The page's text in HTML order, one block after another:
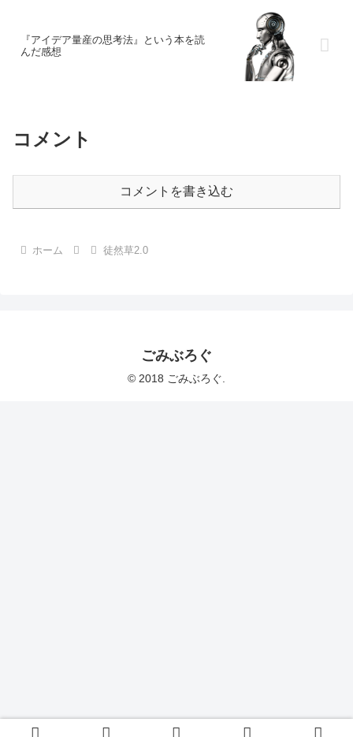
『アイデア量産の思考法』という本を読
んだ感想
コメント
コメントを書き込む
ホーム 徒然草2.0
ごみぶろぐ
© 2018 ごみぶろぐ.